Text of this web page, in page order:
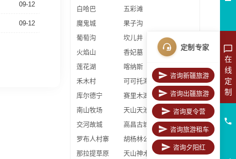
09-12
09-12
白哈巴
五彩滩
魔鬼城
果子沟
葡萄沟
坎儿井
火焰山
香妃墓
莲花湖
喀纳斯
禾木村
可可托海
库尔德宁
赛里木湖
南山牧场
天山天池
交河故城
高昌古城
罗布人村寨
胡杨林公园
那拉提草原
天山神木园
在
线
定
制
定制专家
咨询新疆旅游
咨询出疆旅游
咨询夏令营
咨询旅游租车
咨询夕阳红